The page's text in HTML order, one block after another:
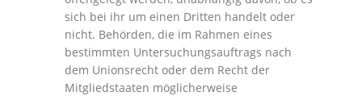
sich bei ihr um einen Dritten handelt oder
nicht. Behörden, die im Rahmen eines
bestimmten Untersuchungsauftrags nach
dem Unionsrecht oder dem Recht der
Mitgliedstaaten möglicherweise